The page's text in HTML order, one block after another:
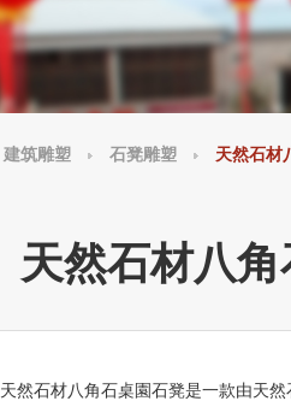
建筑雕塑 石凳雕塑 天然石材
天然石材八
天然石材八角石桌園石凳是一款由天